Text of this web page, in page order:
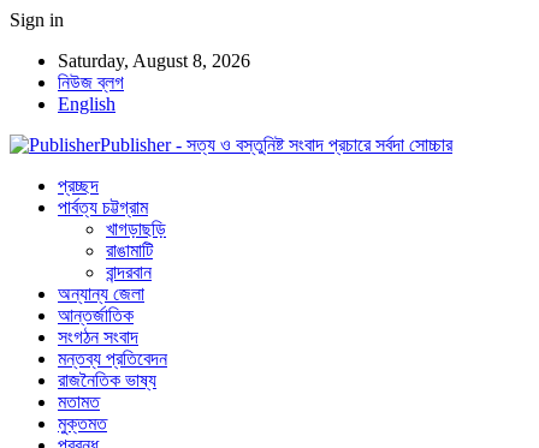
Sign in
Saturday, August 8, 2026
নিউজ ব্লগ
English
Publisher - সত্য ও বস্তুনিষ্ট সংবাদ প্রচারে সর্বদা সোচ্চার
প্রচ্ছদ
পার্বত্য চট্টগ্রাম
খাগড়াছড়ি
রাঙামাটি
বান্দরবান
অন্যান্য জেলা
আন্তর্জাতিক
সংগঠন সংবাদ
মন্তব্য প্রতিবেদন
রাজনৈতিক ভাষ্য
মতামত
মুক্তমত